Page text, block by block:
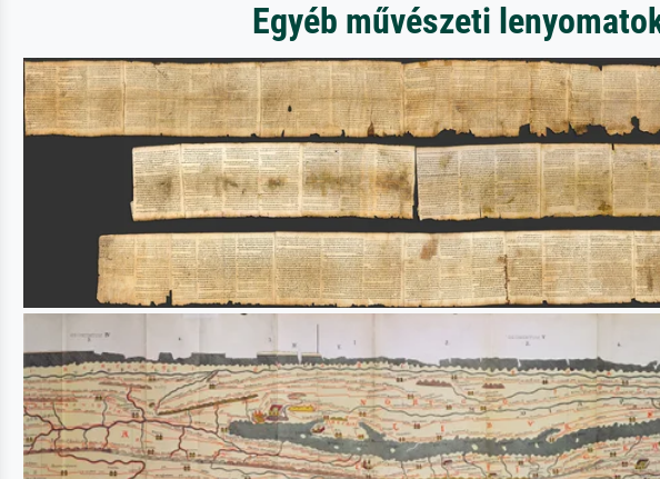
Egyéb művészeti